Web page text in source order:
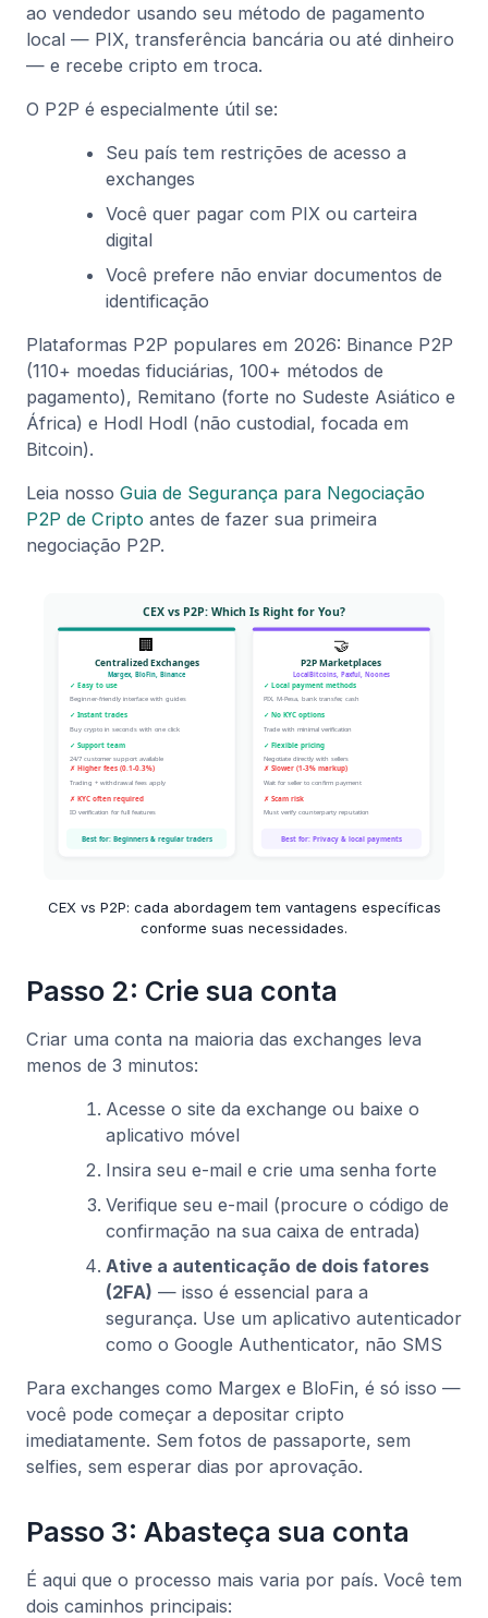
ao vendedor usando seu método de pagamento
local — PIX, transferência bancária ou até dinheiro
— e recebe cripto em troca.
O P2P é especialmente útil se:
Seu país tem restrições de acesso a
exchanges
Você quer pagar com PIX ou carteira
digital
Você prefere não enviar documentos de
identificação
Plataformas P2P populares em 2026: Binance P2P
(110+ moedas fiduciárias, 100+ métodos de
pagamento), Remitano (forte no Sudeste Asiático e
África) e Hodl Hodl (não custodial, focada em
Bitcoin).
Leia nosso Guia de Segurança para Negociação
P2P de Cripto antes de fazer sua primeira
negociação P2P.
CEX vs P2P: cada abordagem tem vantagens específicas
conforme suas necessidades.
Passo 2: Crie sua conta
Criar uma conta na maioria das exchanges leva
menos de 3 minutos:
Acesse o site da exchange ou baixe o
aplicativo móvel
Insira seu e-mail e crie uma senha forte
Verifique seu e-mail (procure o código de
confirmação na sua caixa de entrada)
Ative a autenticação de dois fatores
(2FA) — isso é essencial para a
segurança. Use um aplicativo autenticador
como o Google Authenticator, não SMS
Para exchanges como Margex e BloFin, é só isso —
você pode começar a depositar cripto
imediatamente. Sem fotos de passaporte, sem
selfies, sem esperar dias por aprovação.
Passo 3: Abasteça sua conta
É aqui que o processo mais varia por país. Você tem
dois caminhos principais: